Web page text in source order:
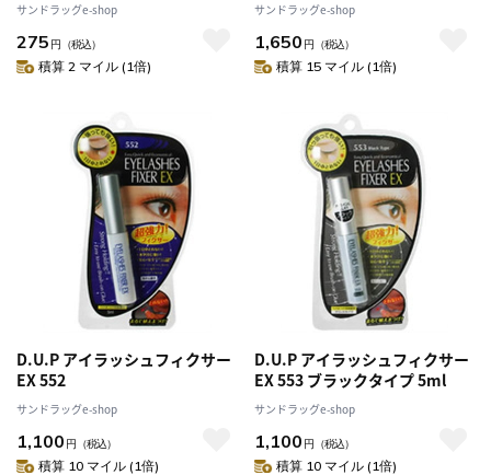
サンドラッグe-shop
275 円 （税込）
積算 2 マイル (1倍)
サンドラッグe-shop
1,650 円 （税込）
積算 15 マイル (1倍)
D.U.P アイラッシュフィクサー
EX 552
サンドラッグe-shop
1,100 円 （税込）
積算 10 マイル (1倍)
D.U.P アイラッシュフィクサー
EX 553 ブラックタイプ 5ml
サンドラッグe-shop
1,100 円 （税込）
積算 10 マイル (1倍)